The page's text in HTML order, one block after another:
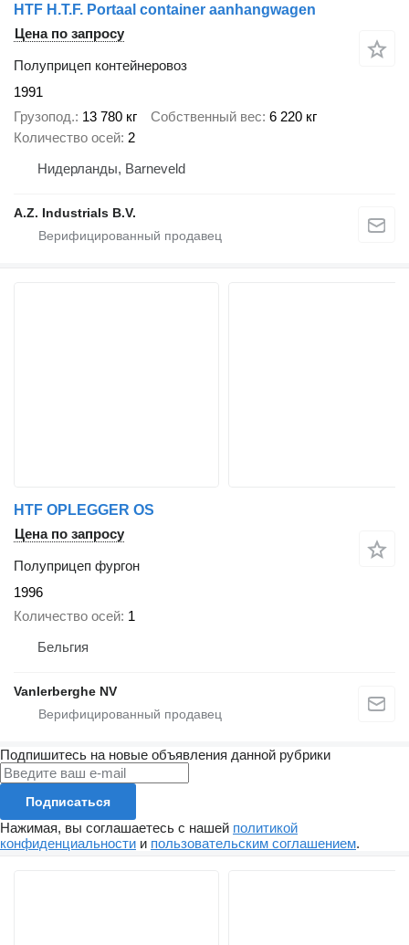
HTF H.T.F. Portaal container aanhangwagen
Цена по запросу
Полуприцеп контейнеровоз
1991
Грузопод. 13 780 кг Собственный вес 6 220 кг
Количество осей 2
Нидерланды, Barneveld
A.Z. Industrials B.V.
HTF OPLEGGER OS
Цена по запросу
Полуприцеп фургон
1996
Количество осей 1
Бельгия
Vanlerberghe NV
Подпишитесь на новые объявления данной рубрики
Подписаться
Нажимая, вы соглашаетесь с нашей политикой
конфиденциальности и пользовательским соглашением.